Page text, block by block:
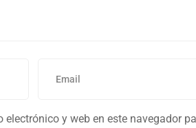
electrónico y web en este navegador